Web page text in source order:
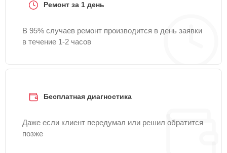
Ремонт за 1 день
В 95% случаев ремонт производится в день заявки
в течение 1-2 часов
Бесплатная диагностика
Даже если клиент передумал или решил обратится
позже